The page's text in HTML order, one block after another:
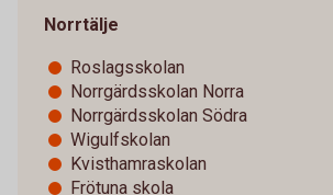
Norrtälje
Roslagsskolan
Norrgärdsskolan Norra
Norrgärdsskolan Södra
Wigulfskolan
Kvisthamraskolan
Frötuna skola